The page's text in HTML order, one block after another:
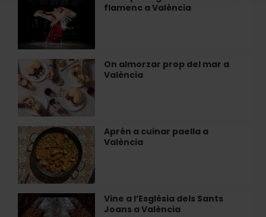
tradició
mantenen
viu
seu…
flamenc a València
del
millor
flamenc
a
València
On almorzar prop del mar a
València
On
almorzar
prop
del
mar
a
València
Aprén a cuinar paella a
València
Aprén
a
cuinar
paella
a
València
Vine a l’Església dels Sants
Joans a València
Vine